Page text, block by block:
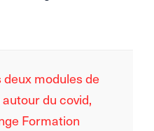
modules de
du covid,
Formation